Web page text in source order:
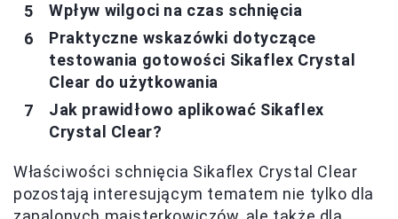
Wpływ wilgoci na czas schnięcia
Praktyczne wskazówki dotyczące
testowania gotowości Sikaflex Crystal
Clear do użytkowania
Jak prawidłowo aplikować Sikaflex
Crystal Clear?
Właściwości schnięcia Sikaflex Crystal Clear
pozostają interesującym tematem nie tylko dla